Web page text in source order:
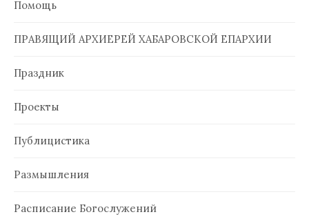
Помощь
ПРАВЯЩИЙ АРХИЕРЕЙ ХАБАРОВСКОЙ ЕПАРХИИ
Праздник
Проекты
Публицистика
Размышления
Расписание Богослужений